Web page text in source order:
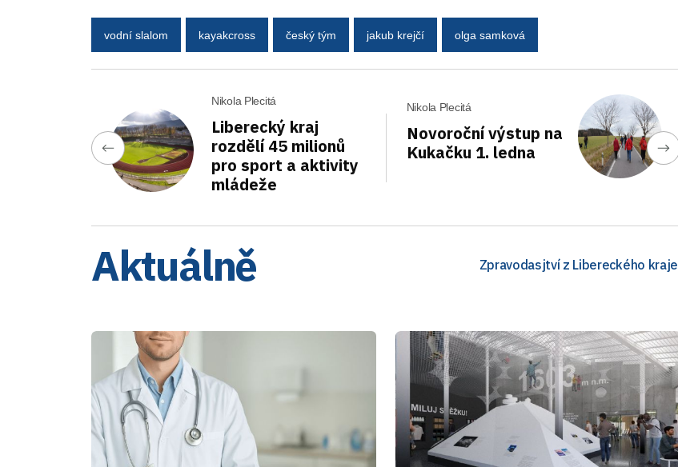
vodní slalom kayakcross český tým jakub krejčí olga samková
Nikola Plecitá
Liberecký kraj
rozdělí 45 milionů
pro sport a aktivity
mládeže
Nikola Plecitá
Novoroční výstup na
Kukačku 1. ledna
Aktuálně Zpravodasjtví z Libereckého kraje